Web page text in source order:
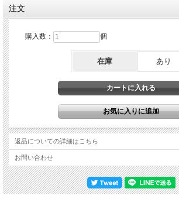
Alan Gorrie (B, G, Voc) Onnie Mcintire (G, Voc) Steve
(Kbds, As) Malcolm 'Molly' Duncan (Ts) Hamish Stuart (G,
注文
購入数： 個
在庫 あり
返品についての詳細はこちら
お問い合わせ